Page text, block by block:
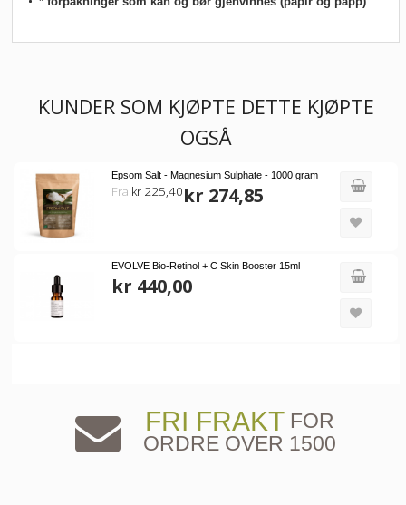
KUNDER SOM KJØPTE DETTE KJØPTE
OGSÅ
Epsom Salt - Magnesium Sulphate - 1000 gram
kr 274,85
Fra kr 225,40
EVOLVE Bio-Retinol + C Skin Booster 15ml
kr 440,00
FRI FRAKTFOR
ORDRE OVER 1500